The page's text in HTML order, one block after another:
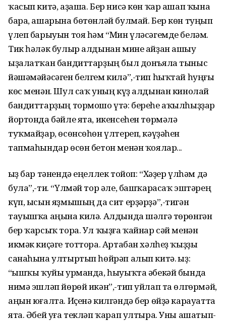
ҡасып китә, аҙаша. Бер нисә көн ҡар ашап ҡына
бара, ашарына бөтөнләй булмай. Бер көн туңып
үлеп барыуын тоя һәм “Мин үләсәгемде беләм.
Тик һәләк булыр алдынан мине айҙан ашыу
ыҙалатҡан бандиттарҙың был донъяла тыныс
йәшәмәйәсәген белгем килә”,-тип һыҡтай һуңғы
көс менән. Шул саҡ уның күҙ алдынан кинолай
бандиттарҙың тормошо үтә: береһе аҡылһыҙҙар
йортонда бәйле ята, икенсеһен төрмәлә
туҡмайҙар, өсөнсөһөн үлтереп, кәүҙәһен
тапмаһындар өсөн бетон менән ҡоялар...
Ҡыҙ бар тәнендә еңеллек тойоп: “Хәҙер үлһәм дә
була”,-ти. “Үлмәй тор әле, башҡарасаҡ эштәрең
күп, ысын яҙмышың да сит ерҙәрҙә”,-тигән
тауышҡа аңына килә. Алдында шәлгә төрөнгән
бер ҡарсыҡ тора. Ул ҡыҙға ҡайнар сәй менән
икмәк киҫәге тоттора. Артабан хәлһеҙ ҡыҙҙы
санаһына ултыртып һөйрәп алып китә. Ҡыҙ:
“Ҡышҡы ҡуйы урманда, һыуыҡта әбекәй бында
нимә эшләп йөрөй икән”,-тип уйлап та өлгөрмәй,
аңын юғалта. Иҫенә килгәндә бер өйҙә карауатта
ята. Әбей уға текләп ҡарап ултыра. Уны ашатып-